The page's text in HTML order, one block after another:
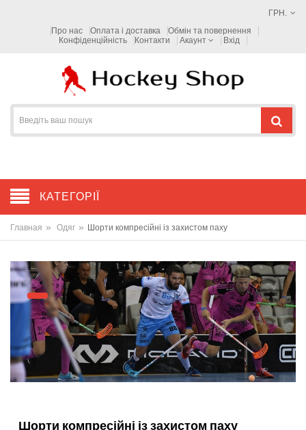
ГРН.
Про нас
Оплата і доставка
Обмін та повернення
Конфіденційність
Контакти Акаунт Вхід
КАТЕГОРІЇ
Главная » Одяг » Шорти компресійні із захистом паху
Шорти компресійні із захистом паху